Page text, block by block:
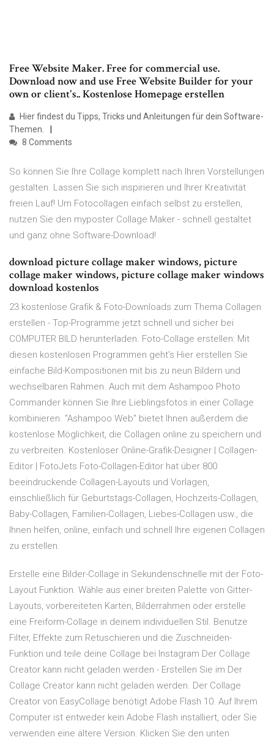
Free Website Maker. Free for commercial use.
Download now and use Free Website Builder for your
own or client's.. Kostenlose Homepage erstellen
Hier findest du Tipps, Tricks und Anleitungen für dein Software-
Themen.
8 Comments
So können Sie Ihre Collage komplett nach Ihren Vorstellungen
gestalten. Lassen Sie sich inspirieren und Ihrer Kreativität
freien Lauf! Um Fotocollagen einfach selbst zu erstellen,
nutzen Sie den myposter Collage Maker - schnell gestaltet
und ganz ohne Software-Download!
download picture collage maker windows, picture
collage maker windows, picture collage maker windows
download kostenlos
23 kostenlose Grafik & Foto-Downloads zum Thema Collagen
erstellen - Top-Programme jetzt schnell und sicher bei
COMPUTER BILD herunterladen. Foto-Collage erstellen: Mit
diesen kostenlosen Programmen geht's Hier erstellen Sie
einfache Bild-Kompositionen mit bis zu neun Bildern und
wechselbaren Rahmen. Auch mit dem Ashampoo Photo
Commander können Sie Ihre Lieblingsfotos in einer Collage
kombinieren. "Ashampoo Web" bietet Ihnen außerdem die
kostenlose Möglichkeit, die Collagen online zu speichern und
zu verbreiten. Kostenloser Online-Grafik-Designer | Collagen-
Editor | FotoJets Foto-Collagen-Editor hat über 800
beeindruckende Collagen-Layouts und Vorlagen,
einschließlich für Geburtstags-Collagen, Hochzeits-Collagen,
Baby-Collagen, Familien-Collagen, Liebes-Collagen usw., die
Ihnen helfen, online, einfach und schnell Ihre eigenen Collagen
zu erstellen.
Erstelle eine Bilder-Collage in Sekundenschnelle mit der Foto-
Layout Funktion. Wähle aus einer breiten Palette von Gitter-
Layouts, vorbereiteten Karten, Bilderrahmen oder erstelle
eine Freiform-Collage in deinem individuellen Stil. Benutze
Filter, Effekte zum Retuschieren und die Zuschneiden-
Funktion und teile deine Collage bei Instagram Der Collage
Creator kann nicht geladen werden - Erstellen Sie im Der
Collage Creator kann nicht geladen werden. Der Collage
Creator von EasyCollage benötigt Adobe Flash 10. Auf Ihrem
Computer ist entweder kein Adobe Flash installiert, oder Sie
verwenden eine ältere Version. Klicken Sie den unten